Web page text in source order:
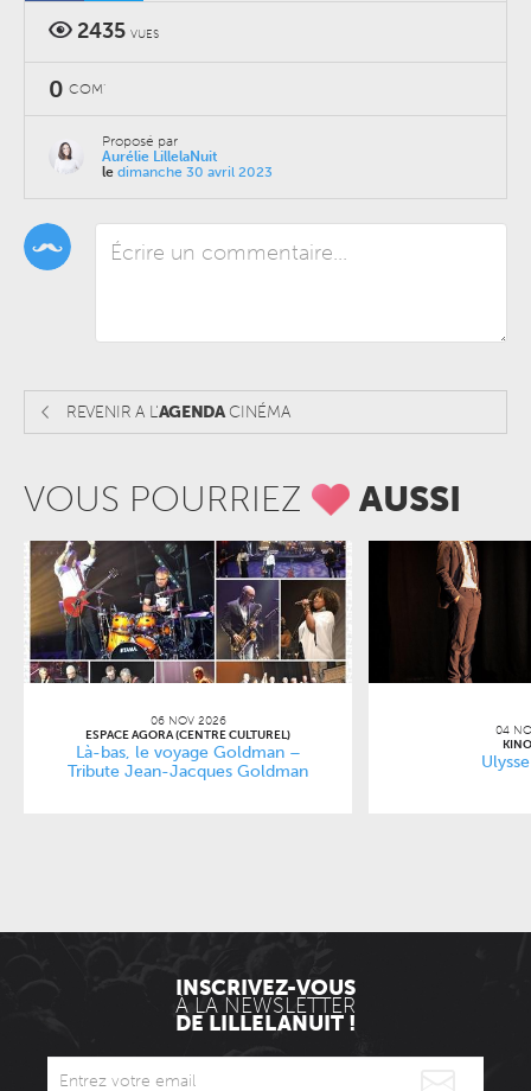
2435 VUES
0 COM'
Proposé par
Aurélie LillelaNuit
le dimanche 30 avril 2023
REVENIR A L'AGENDACINÉMA
VOUS POURRIEZ AUSSI
06 NOV 2026
ESPACE AGORA (CENTRE CULTUREL)
Là-bas, le voyage Goldman –
Tribute Jean-Jacques Goldman
04
INSCRIVEZ-VOUS
À LA NEWSLETTER
DE LILLELANUIT !